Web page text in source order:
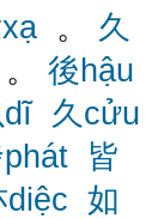
。 久
。 後hậu
dĩ 久cửu
皆
diệc 如